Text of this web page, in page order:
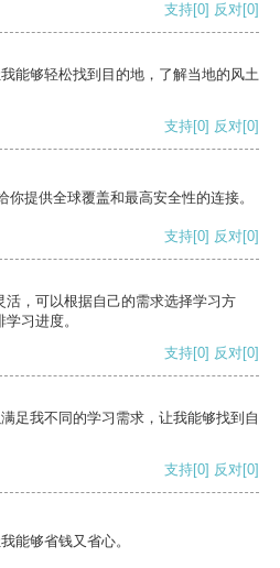
支持[0] 反对[0]
能够轻松找到目的地，了解当地的风土
支持[0] 反对[0]
提供全球覆盖和最高安全性的连接。
支持[0] 反对[0]
，可以根据自己的需求选择学习方
习进度。
支持[0] 反对[0]
足我不同的学习需求，让我能够找到自
支持[0] 反对[0]
能够省钱又省心。